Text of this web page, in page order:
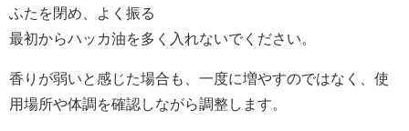
ふたを閉め、よく振る
最初からハッカ油を多く入れないでください。
香りが弱いと感じた場合も、一度に増やすのではなく、使
用場所や体調を確認しながら調整します。